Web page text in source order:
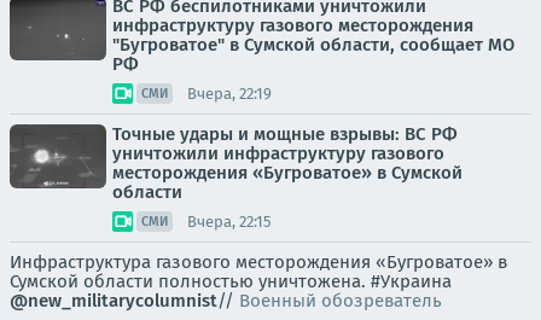
ВС РФ беспилотниками уничтожили
инфраструктуру газового месторождения
"Бугроватое" в Сумской области, сообщает МО
РФ
СМИ Вчера, 22:19
Точные удары и мощные взрывы: ВС РФ
уничтожили инфраструктуру газового
месторождения «Бугроватое» в Сумской
области
СМИ Вчера, 22:15
Инфраструктура газового месторождения «Бугроватое» в
Сумской области полностью уничтожена. #Украина
@new_militarycolumnist// Военный обозреватель